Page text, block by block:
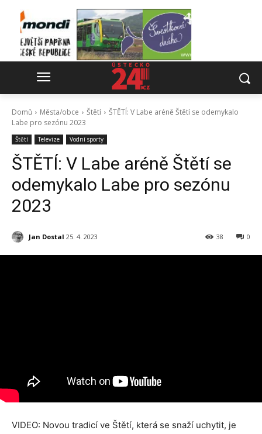
Domů Města/obce Štětí
ŠTĚTÍ: V Labe aréně Štětí se odemykalo
Labe pro sezónu 2023
Štětí Televize Vodní sporty
ŠTĚTÍ: V Labe aréně Štětí se
odemykalo Labe pro sezónu
2023
Jan Dostal 25. 4. 2023 0
38
VIDEO: Novou tradicí ve Štětí, která se snaží uchytit, je